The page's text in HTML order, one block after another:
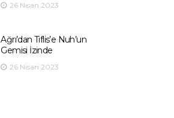
26 Nisan 2023
Ağrı’dan Tiflis’e Nuh’un
Gemisi İzinde
26 Nisan 2023